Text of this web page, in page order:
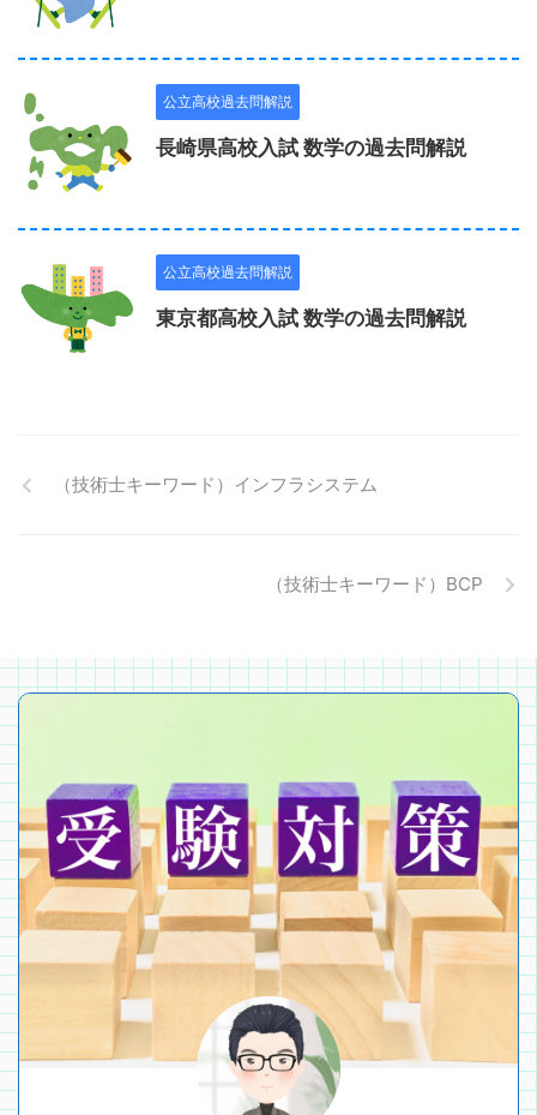
公立高校過去問解説
長崎県高校入試 数学の過去問解説
公立高校過去問解説
東京都高校入試 数学の過去問解説
（技術士キーワード）インフラシステム
（技術士キーワード）BCP